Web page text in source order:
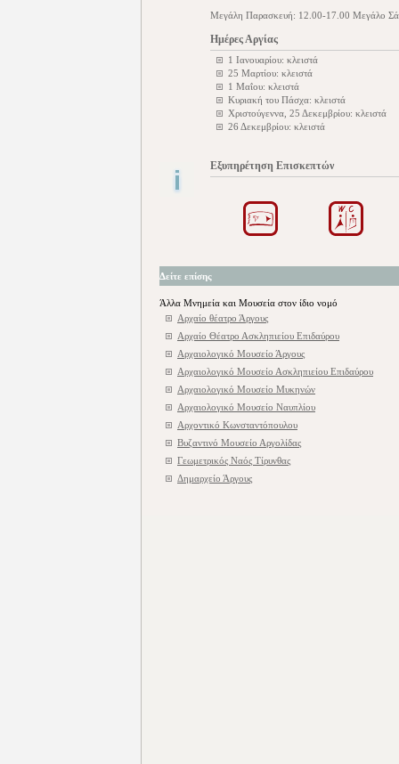
Μεγάλη Παρασκευή: 12.00-17.00 Μεγάλο
Ημέρες Αργίας
1 Ιανουαρίου: κλειστά
25 Μαρτίου: κλειστά
1 Μαΐου: κλειστά
Κυριακή του Πάσχα: κλειστά
Χριστούγεννα, 25 Δεκεμβρίου: κλειστά
26 Δεκεμβρίου: κλειστά
Εξυπηρέτηση Επισκεπτών
Δείτε επίσης
Άλλα Μνημεία και Μουσεία στον ίδιο νομό
Αρχαίο θέατρο Άργους
Αρχαίο Θέατρο Ασκληπιείου Επιδαύρου
Αρχαιολογικό Μουσείο Άργους
Αρχαιολογικό Μουσείο Ασκληπιείου Επιδαύρου
Αρχαιολογικό Μουσείο Μυκηνών
Αρχαιολογικό Μουσείο Ναυπλίου
Αρχοντικό Κωνσταντόπουλου
Βυζαντινό Μουσείο Αργολίδας
Γεωμετρικός Ναός Τίρυνθας
Δημαρχείο Άργους